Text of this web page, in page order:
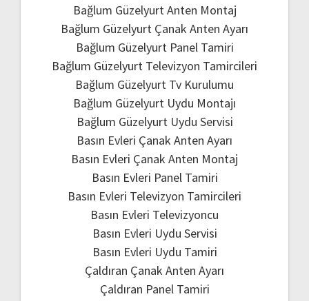
Bağlum Güzelyurt Anten Montaj
Bağlum Güzelyurt Çanak Anten Ayarı
Bağlum Güzelyurt Panel Tamiri
Bağlum Güzelyurt Televizyon Tamircileri
Bağlum Güzelyurt Tv Kurulumu
Bağlum Güzelyurt Uydu Montajı
Bağlum Güzelyurt Uydu Servisi
Basın Evleri Çanak Anten Ayarı
Basın Evleri Çanak Anten Montaj
Basın Evleri Panel Tamiri
Basın Evleri Televizyon Tamircileri
Basın Evleri Televizyoncu
Basın Evleri Uydu Servisi
Basın Evleri Uydu Tamiri
Çaldıran Çanak Anten Ayarı
Çaldıran Panel Tamiri